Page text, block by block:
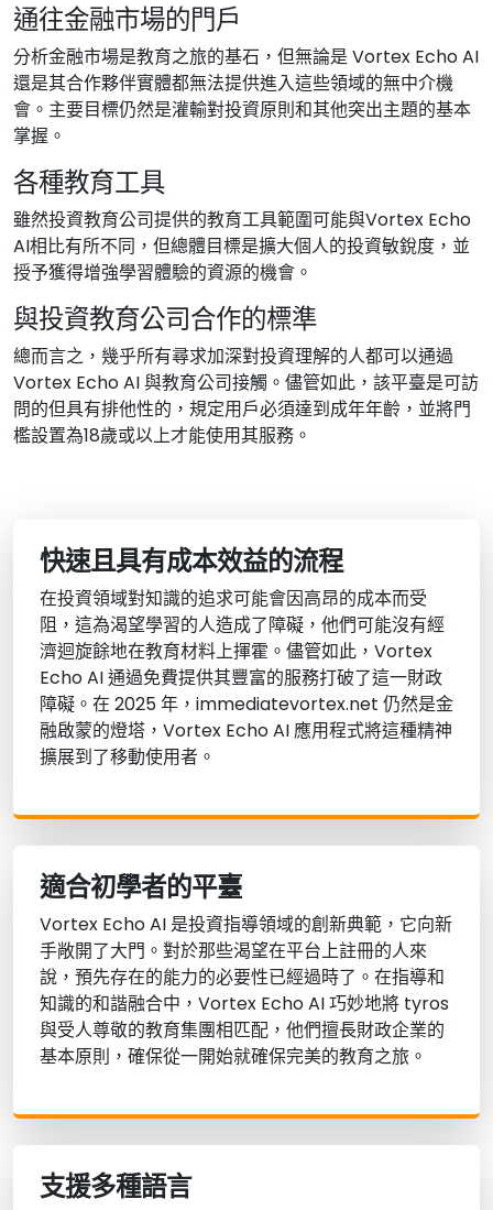
通往金融市場的門戶
分析金融市場是教育之旅的基石，但無論是 Vortex Echo AI
還是其合作夥伴實體都無法提供進入這些領域的無中介機
會。主要目標仍然是灌輸對投資原則和其他突出主題的基本
掌握。
各種教育工具
雖然投資教育公司提供的教育工具範圍可能與Vortex Echo
AI相比有所不同，但總體目標是擴大個人的投資敏銳度，並
授予獲得增強學習體驗的資源的機會。
與投資教育公司合作的標準
總而言之，幾乎所有尋求加深對投資理解的人都可以通過
Vortex Echo AI 與教育公司接觸。儘管如此，該平臺是可訪
問的但具有排他性的，規定用戶必須達到成年年齡，並將門
檻設置為18歲或以上才能使用其服務。
快速且具有成本效益的流程
在投資領域對知識的追求可能會因高昂的成本而受
阻，這為渴望學習的人造成了障礙，他們可能沒有經
濟迴旋餘地在教育材料上揮霍。儘管如此，Vortex
Echo AI 通過免費提供其豐富的服務打破了這一財政
障礙。在 2025 年，immediatevortex.net 仍然是金
融啟蒙的燈塔，Vortex Echo AI 應用程式將這種精神
擴展到了移動使用者。
適合初學者的平臺
Vortex Echo AI 是投資指導領域的創新典範，它向新
手敞開了大門。對於那些渴望在平台上註冊的人來
說，預先存在的能力的必要性已經過時了。在指導和
知識的和諧融合中，Vortex Echo AI 巧妙地將 tyros
與受人尊敬的教育集團相匹配，他們擅長財政企業的
基本原則，確保從一開始就確保完美的教育之旅。
支援多種語言